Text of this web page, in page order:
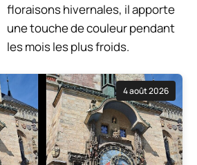
floraisons hivernales, il apporte
une touche de couleur pendant
les mois les plus froids.
4 août 2026